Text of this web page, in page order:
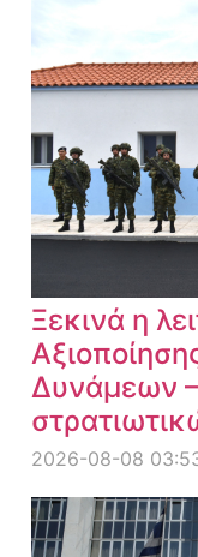
Ξεκινά η
Δυνάμεων
2026-08-08